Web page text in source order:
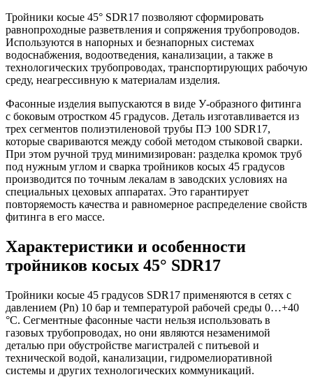
Тройники косые 45° SDR17 позволяют сформировать
равнопроходные разветвления и сопряжения трубопроводов.
Используются в напорных и безнапорных системах
водоснабжения, водоотведения, канализации, а также в
технологических трубопроводах, транспортирующих рабочую
среду, неагрессивную к материалам изделия.
Фасонные изделия выпускаются в виде У-образного фитинга
с боковым отростком 45 градусов. Деталь изготавливается из
трех сегментов полиэтиленовой трубы ПЭ 100 SDR17,
которые свариваются между собой методом стыковой сварки.
При этом ручной труд минимизирован: разделка кромок труб
под нужным углом и сварка тройников косых 45 градусов
производится по точным лекалам в заводских условиях на
специальных цеховых аппаратах. Это гарантирует
повторяемость качества и равномерное распределение свойств
фитинга в его массе.
Характеристики и особенности
тройников косых 45° SDR17
Тройники косые 45 градусов SDR17 применяются в сетях с
давлением (Pn) 10 бар и температурой рабочей среды 0…+40
°С. Сегментные фасонные части нельзя использовать в
газовых трубопроводах, но они являются незаменимой
деталью при обустройстве магистралей с питьевой и
технической водой, канализации, гидромелиоративной
системы и других технологических коммуникаций.